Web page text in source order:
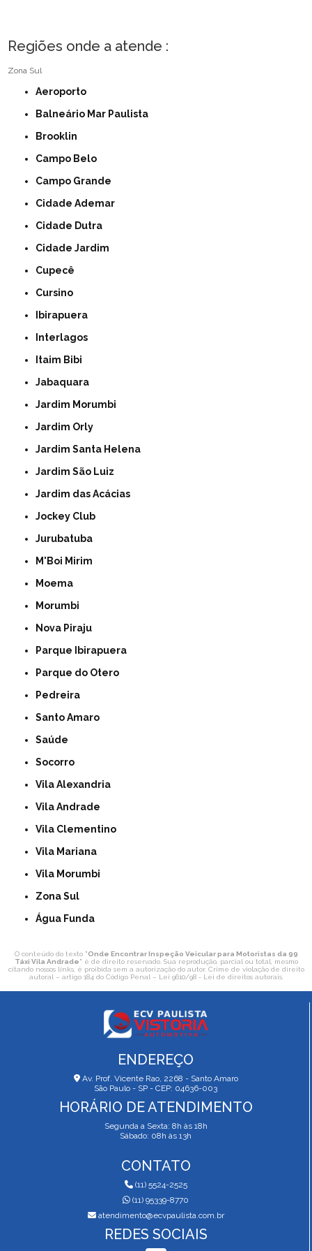
Regiões onde a atende :
Zona Sul
Aeroporto
Balneário Mar Paulista
Brooklin
Campo Belo
Campo Grande
Cidade Ademar
Cidade Dutra
Cidade Jardim
Cupecê
Cursino
Ibirapuera
Interlagos
Itaim Bibi
Jabaquara
Jardim Morumbi
Jardim Orly
Jardim Santa Helena
Jardim São Luiz
Jardim das Acácias
Jockey Club
Jurubatuba
M'Boi Mirim
Moema
Morumbi
Nova Piraju
Parque Ibirapuera
Parque do Otero
Pedreira
Santo Amaro
Saúde
Socorro
Vila Alexandria
Vila Andrade
Vila Clementino
Vila Mariana
Vila Morumbi
Zona Sul
Água Funda
O conteúdo do texto "Onde Encontrar Inspeção Veicular para Motoristas da 99
Táxi Vila Andrade" é de direito reservado. Sua reprodução, parcial ou total, mesmo
citando nossos links, é proibida sem a autorização do autor. Crime de violação de direito
autoral – artigo 184 do Código Penal – Lei 9610/98 - Lei de direitos autorais.
ENDEREÇO
Av. Prof. Vicente Rao, 2268 - Santo Amaro
São Paulo - SP - CEP: 04636-003
HORÁRIO DE ATENDIMENTO
Segunda a Sexta: 8h às 18h
Sábado: 08h às 13h
CONTATO
(11) 5524-2525
(11) 95339-8770
atendimento@ecvpaulista.com.br
REDES SOCIAIS